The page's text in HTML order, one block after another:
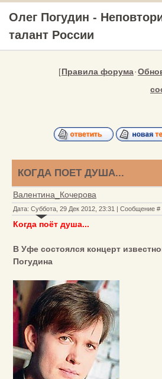
Олег Погудин -
талант России
[Правила форума·
КОГДА ПОЕТ ДУША...
Валентина_Кочерова
Дата: Суббота, 29 Дек 2012, 23:31 | Сообщение #
Когда поёт душа...
В Уфе состоялся концерт
Погудина